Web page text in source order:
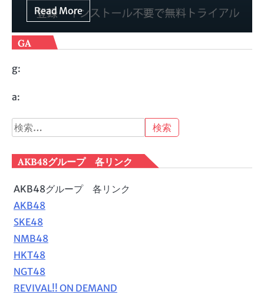
Read More
GA
g:
a:
検
索:
AKB48グループ 各リンク
AKB48グループ 各リンク
AKB48
SKE48
NMB48
HKT48
NGT48
REVIVAL!! ON DEMAND